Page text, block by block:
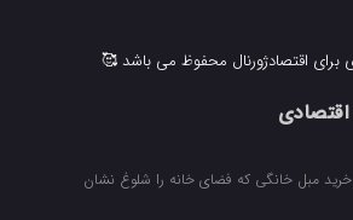
اقتصادژورنال محفوظ می باشد 🥰
اقتصادی
خرید مبل خانگی که فضای خانه را شلوغ نشان